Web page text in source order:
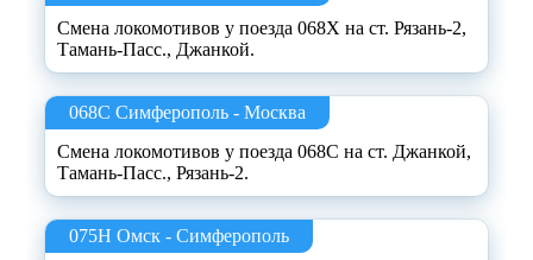
Смена локомотивов у поезда 068Х на ст. Рязань-2,
Тамань-Пасс., Джанкой.
068С Симферополь - Москва
Смена локомотивов у поезда 068С на ст. Джанкой,
Тамань-Пасс., Рязань-2.
075Н Омск - Симферополь